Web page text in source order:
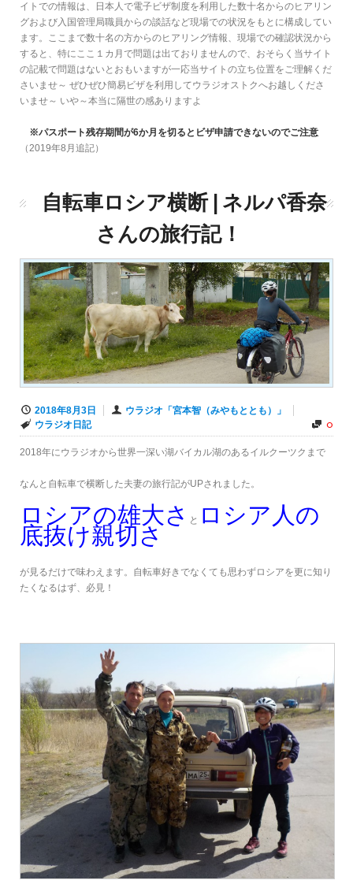
イトでの情報は、日本人で電子ビザ制度を利用した数十名からのヒアリン
グおよび入国管理局職員からの談話など現場での状況をもとに構成してい
ます。ここまで数十名の方からのヒアリング情報、現場での確認状況から
すると、特にここ１カ月で問題は出ておりませんので、おそらく当サイト
の記載で問題はないとおもいますが一応当サイトの立ち位置をご理解くだ
さいませ～ ぜひぜひ簡易ビザを利用してウラジオストクへお越しくださ
いませ～ いや～本当に隔世の感ありますよ
※パスポート残存期間が6か月を切るとビザ申請できないのでご注意
（2019年8月追記）
自転車ロシア横断 | ネルパ香奈
さんの旅行記！
2018年8月3日
ウラジオ「宮本智（みやもととも）」
ウラジオ日記
0
2018年にウラジオから世界一深い湖バイカル湖のあるイルクーツクまで
なんと自転車で横断した夫妻の旅行記がUPされました。
ロシアの雄大さ と ロシア人の
底抜け親切さ
が見るだけで味わえます。自転車好きでなくても思わずロシアを更に知り
たくなるはず、必見！